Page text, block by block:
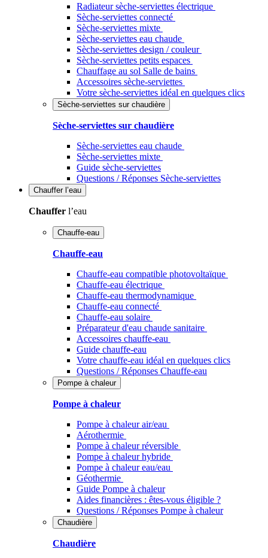
Radiateur sèche-serviettes électrique
Sèche-serviettes connecté
Sèche-serviettes mixte
Sèche-serviettes eau chaude
Sèche-serviettes design / couleur
Sèche-serviettes petits espaces
Chauffage au sol Salle de bains
Accessoires sèche-serviettes
Votre sèche-serviettes idéal en quelques clics
Sèche-serviettes sur chaudière
Sèche-serviettes sur chaudière
Sèche-serviettes eau chaude
Sèche-serviettes mixte
Guide sèche-serviettes
Questions / Réponses Sèche-serviettes
Chauffer l’eau
Chauffer l’eau
Chauffe-eau
Chauffe-eau
Chauffe-eau compatible photovoltaïque
Chauffe-eau électrique
Chauffe-eau thermodynamique
Chauffe-eau connecté
Chauffe-eau solaire
Préparateur d'eau chaude sanitaire
Accessoires chauffe-eau
Guide chauffe-eau
Votre chauffe-eau idéal en quelques clics
Questions / Réponses Chauffe-eau
Pompe à chaleur
Pompe à chaleur
Pompe à chaleur air/eau
Aérothermie
Pompe à chaleur réversible
Pompe à chaleur hybride
Pompe à chaleur​ eau/eau
Géothermie
Guide Pompe à chaleur
Aides financières : êtes-vous éligible ?
Questions / Réponses Pompe à chaleur
Chaudière
Chaudière